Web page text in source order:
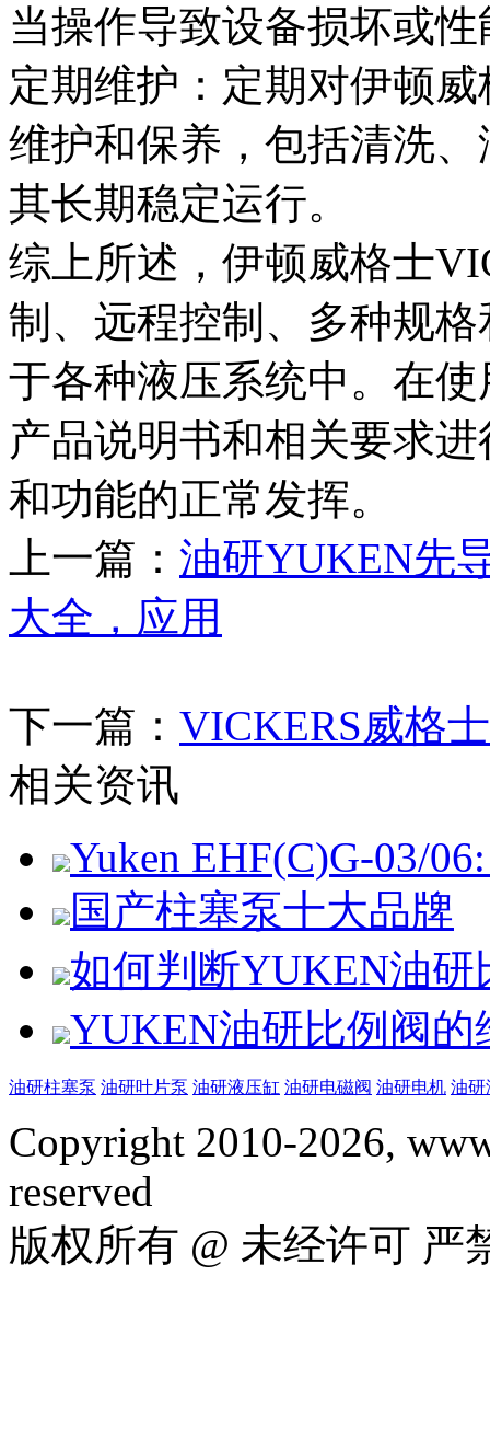
当操作导致设备损坏或
定期维护：定期对伊顿
维护和保养，包括清洗
其长期稳定运行。
综上所述，伊顿威格士
制、远程控制、多种规
于各种液压系统中。在
产品说明书和相关要求
和功能的正常发挥。
上一篇： 油研YUKEN先
大全，应用
下一篇： VICKERS威格
相关资讯
Yuken EHF(C)G-03/
国产柱塞泵十大品牌
如何判断YUKEN油
YUKEN油研比例阀的
油研柱塞泵 油研叶片泵 油研液压缸 油研电磁阀 油研电机 油研
Copyright 2010-2026,
reserved
版权所有 @ 未经许可 严